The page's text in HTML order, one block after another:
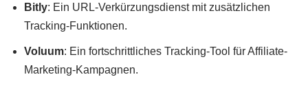
Bitly: Ein URL-Verkürzungsdienst mit zusätzlichen
Tracking-Funktionen.
Voluum: Ein fortschrittliches Tracking-Tool für Affiliate-
Marketing-Kampagnen.